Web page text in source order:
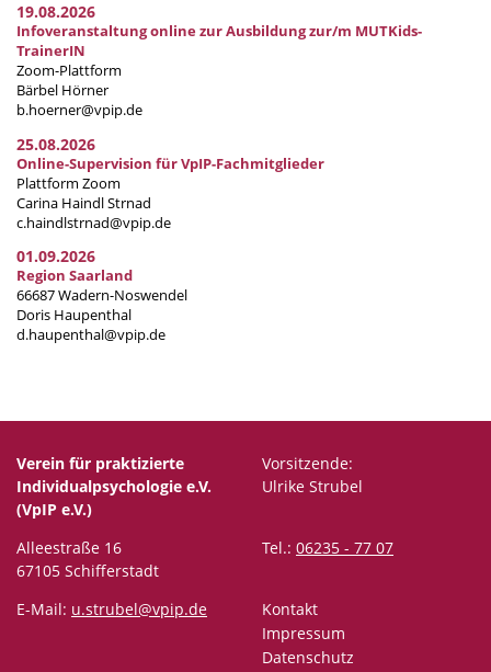
19.08.2026
Infoveranstaltung online zur Ausbildung zur/m MUTKids-
TrainerIN
Zoom-Plattform
Bärbel Hörner
b.hoerner@vpip.de
25.08.2026
Online-Supervision für VpIP-Fachmitglieder
Plattform Zoom
Carina Haindl Strnad
c.haindlstrnad@vpip.de
01.09.2026
Region Saarland
66687 Wadern-Noswendel
Doris Haupenthal
d.haupenthal@vpip.de
Verein für praktizierte
Individualpsychologie e.V.
(VpIP e.V.)
Vorsitzende:
Ulrike Strubel
Alleestraße 16
67105 Schifferstadt
Tel.: 06235 - 77 07
E-Mail: u.strubel@vpip.de
Kontakt
Impressum
Datenschutz